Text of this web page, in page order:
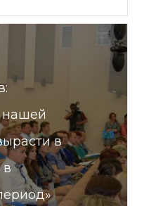
нашей
в
в